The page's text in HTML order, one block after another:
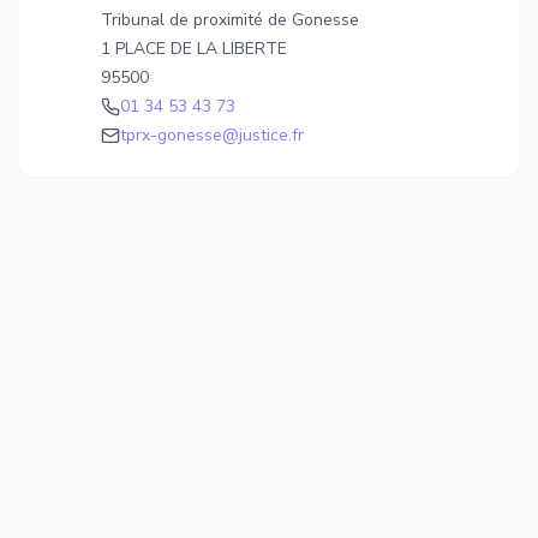
Tribunal de proximité de Gonesse
1 PLACE DE LA LIBERTE
95500
01 34 53 43 73
tprx-gonesse@justice.fr